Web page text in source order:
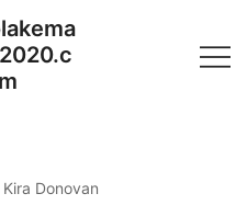
Kira Donovan